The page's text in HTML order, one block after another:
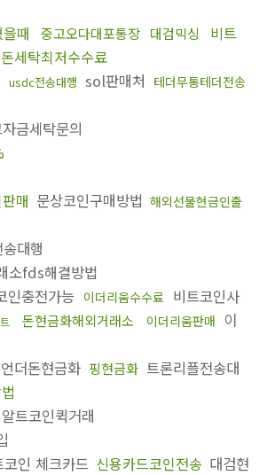
때 중고오다대포통장 대검믹싱
비트
돈세탁최저수수료
usdc전송대행 sol판매처 테더무통테더전송
금세탁문의
매 문상코인구매방법 해외선물현금인출
대행
소fds해결방법
인충전가능 이더리움수수료 비트코인사
돈현금화해외거래소 이더리움판매 이
언더돈현금화 핑현금화 트론리플전송대
알트코인퀵거래
코인 체크카드 신용카드코인전송 대검현